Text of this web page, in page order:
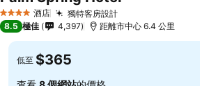
4 星級 酒店 獨特客房設計
8.5 極佳 4,397 距離市中心 6.4 公里
低至 $365